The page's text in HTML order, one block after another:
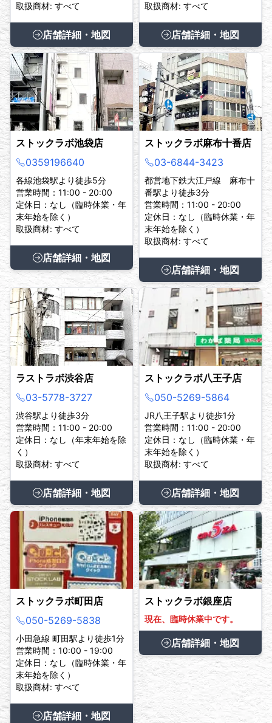
取扱商材: すべて
店舗詳細・地図
取扱商材: すべて
店舗詳細・地図
ストックラボ池袋店
0359196640
各線池袋駅より徒歩5分
営業時間：11:00 - 20:00
定休日：なし（臨時休業・年
末年始を除く）
取扱商材: すべて
店舗詳細・地図
ストックラボ麻布十番店
03-6844-3423
都営地下鉄大江戸線 麻布十
番駅より徒歩3分
営業時間：11:00 - 20:00
定休日：なし（臨時休業・年
末年始を除く）
取扱商材: すべて
店舗詳細・地図
ラストラボ渋谷店
03-5778-3727
渋谷駅より徒歩3分
営業時間：11:00 - 20:00
定休日：なし（年末年始を除
く）
取扱商材: すべて
店舗詳細・地図
ストックラボ八王子店
050-5269-5864
JR八王子駅より徒歩1分
営業時間：11:00 - 20:00
定休日：なし（臨時休業・年
末年始を除く）
取扱商材: すべて
店舗詳細・地図
ストックラボ町田店
050-5269-5838
小田急線 町田駅より徒歩1分
営業時間：10:00 - 19:00
定休日：なし（臨時休業・年
末年始を除く）
取扱商材: すべて
店舗詳細・地図
ストックラボ銀座店
現在、臨時休業中です。
店舗詳細・地図